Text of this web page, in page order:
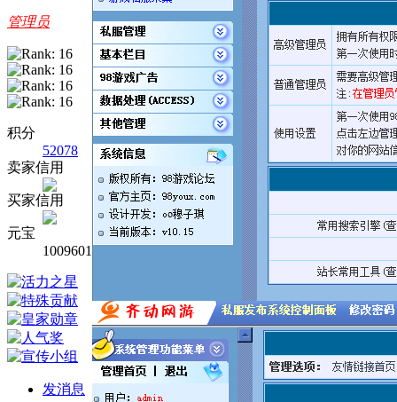
管理员
积分
52078
卖家信用
买家信用
元宝
1009601
发消息